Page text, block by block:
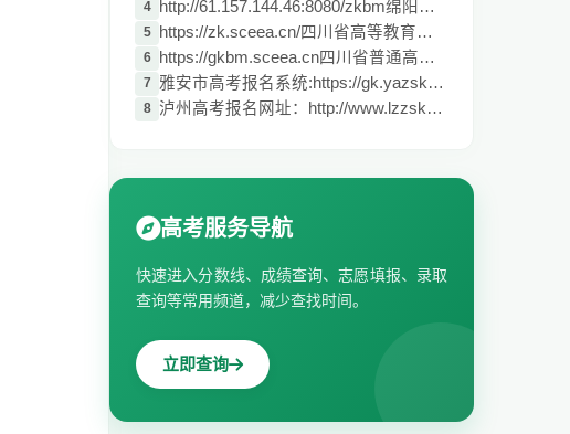
4 http://61.157.144.46:8080/zkbm绵阳市报名
5 https://zk.sceea.cn/四川省高等教育自学考
6 https://gkbm.sceea.cn四川省普通高考报名
7 雅安市高考报名系统:https://gk.yazsks.com
8 泸州高考报名网址：http://www.lzzsks.com/
高考服务导航
快速进入分数线、成绩查询、志愿填报、录取
查询等常用频道，减少查找时间。
立即查询